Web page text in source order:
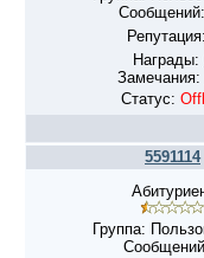
Сообщений:
Репутация:
Награды:
Замечания:
Статус:
5591114
Группа: